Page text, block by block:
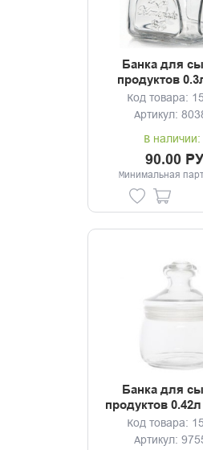
Банка для
продуктов
Made
Код товара:
Артикул:
В наличии:
90.00
Минимальная
Банка для
продуктов
Код товара:
Артикул: